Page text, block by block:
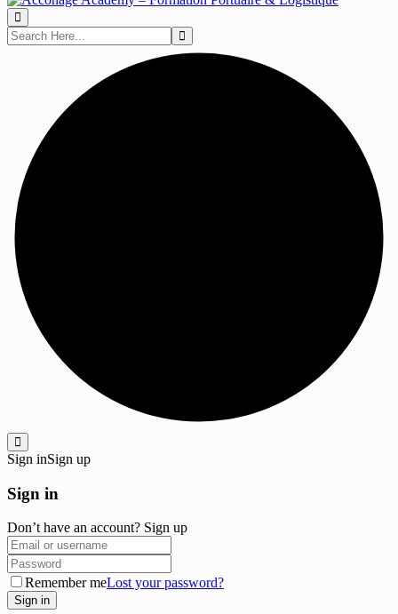
Sign inSign up
Sign in
Don’t have an account? Sign up
Remember meLost your password?